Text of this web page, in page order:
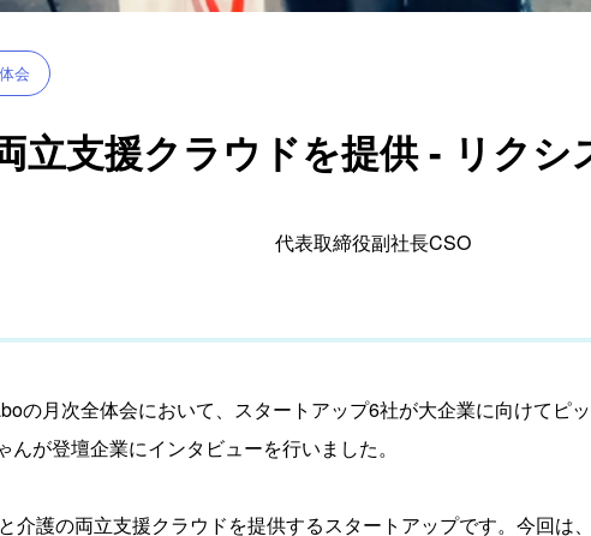
会
立支援クラウドを提供 - リクシ
代表取締役副社長CSO
の月次全体会において、スタートアップ6社が大企業に向けてピ
が登壇企業にインタビューを行いました。
介護の両立支援クラウドを提供するスタートアップです。今回は